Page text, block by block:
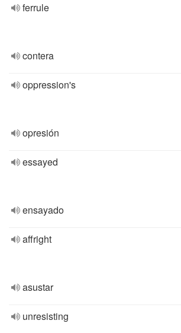
ferrule
contera
oppression's
opresión
essayed
ensayado
affright
asustar
unresisting